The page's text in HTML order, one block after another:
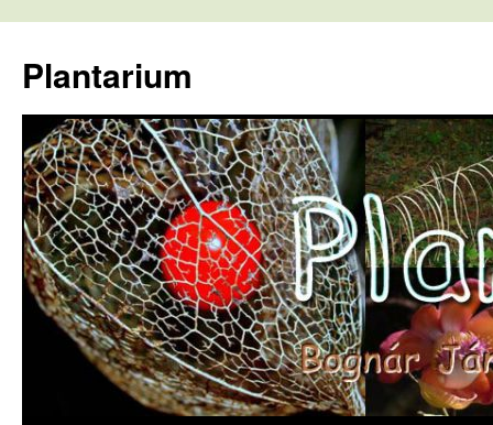
tartalomba
Plantarium